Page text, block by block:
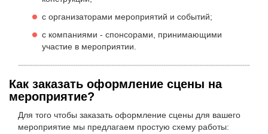
с организаторами мероприятий и событий;
с компаниями - спонсорами, принимающими
участие в мероприятии.
Как заказать оформление сцены на
мероприятие?
Для того чтобы заказать оформление сцены для вашего
мероприятие мы предлагаем простую схему работы: